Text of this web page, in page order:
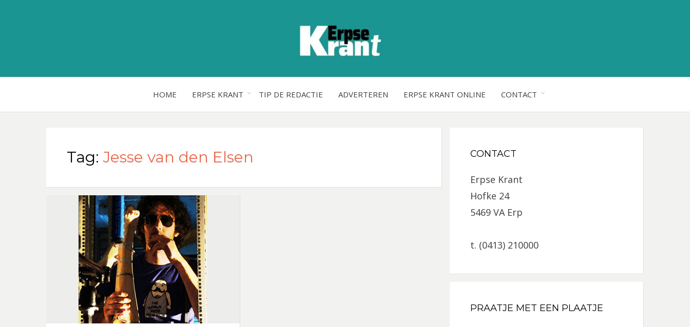
HOME ERPSE KRANT TIP DE REDACTIE ADVERTEREN ERPSE KRANT ONLINE CONTACT
Tag:Jesse van den Elsen CONTACT
Erpse Krant
Hofke 24
5469 VA Erp
t. (0413) 210000
PRAATJE MET EEN PLAATJE